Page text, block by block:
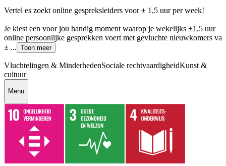
Vertel es zoekt online gespreksleiders voor ± 1,5 uur per week!
Je kiest een voor jou handig moment waarop je wekelijks ±1,5 uur
online persoonlijke gesprekken voert met gevluchte nieuwkomers va
± ... Toon meer
Vluchtelingen & MinderhedenSociale rechtvaardigheidKunst &
cultuur
Menu